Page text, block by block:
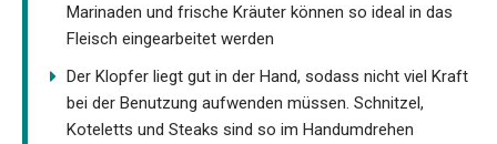
Marinaden und frische Kräuter können so ideal in das
Fleisch eingearbeitet werden
Der Klopfer liegt gut in der Hand, sodass nicht viel Kraft
bei der Benutzung aufwenden müssen. Schnitzel,
Koteletts und Steaks sind so im Handumdrehen